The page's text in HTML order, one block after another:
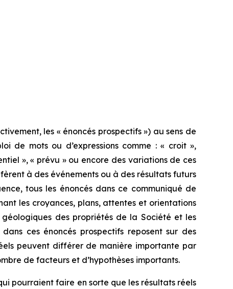
les « énoncés prospectifs ») au sens de
de mots ou d’expressions comme : « croit »,
», « prévu » ou encore des variations de ces
à des événements ou à des résultats futurs
tous les énoncés dans ce communiqué de
les croyances, plans, attentes et orientations
des propriétés de la Société et les
ces énoncés prospectifs reposent sur des
peuvent différer de manière importante par
de facteurs et d’hypothèses importants.
pourraient faire en sorte que les résultats réels